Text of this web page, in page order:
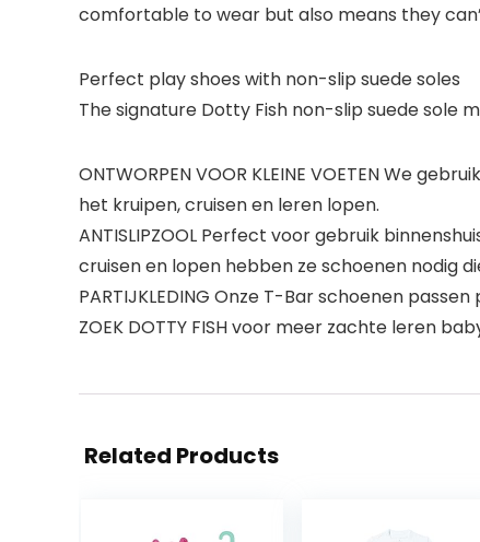
comfortable to wear but also means they
Perfect play shoes with non-slip suede soles
The signature Dotty Fish non-slip suede sole
ONTWORPEN VOOR KLEINE VOETEN We
het kruipen, cruisen en leren lopen.
ANTISLIPZOOL Perfect voor gebruik
cruisen en lopen hebben ze schoenen nodig
PARTIJKLEDING Onze T-Bar schoenen
ZOEK DOTTY FISH voor meer zachte leren
Related Products